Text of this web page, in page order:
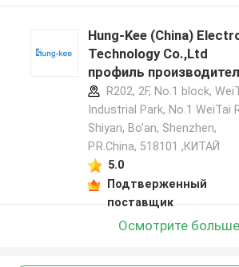
Hung-Kee (China)
Technology Co.,Ltd
профиль
R202, 2F, No.1 block,
Industrial Park, No.1 WeiTai
Shiyan, Bo'an, Shenzhen,
P.R.China, 518101​​​​​​​ ,КИТАЙ
5.0
Подтверженный
поставщик
Осмотрите больше